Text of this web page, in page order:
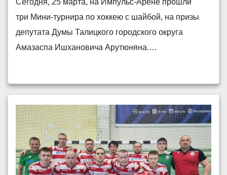
Сегодня, 25 марта, на Импульс-Арене прошли
три Мини-турнира по хоккею с шайбой, на призы
депутата Думы Талицкого городского округа
Амазаспа Ишхановича Арутюняна.…